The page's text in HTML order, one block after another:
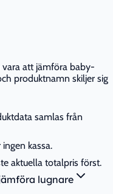
att jämföra baby-
produktnamn skiljer sig
samlas från
kassa.
aktuella totalpris först.
lugnare